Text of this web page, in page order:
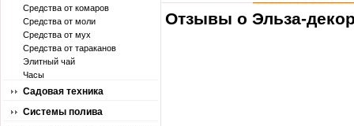
Средства от комаров
Средства от моли
Средства от мух
Средства от тараканов
Элитный чай
Часы
Садовая техника
Системы полива
Отзывы о Эльза-